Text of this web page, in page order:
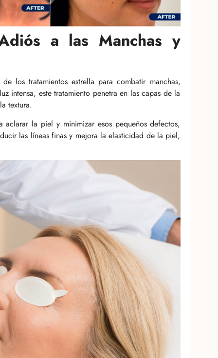
a las Manchas y
los tratamientos estrella para combatir manchas,
intensa, este tratamiento penetra en las capas de la
textura.
la piel y minimizar esos pequeños defectos,
las líneas finas y mejora la elasticidad de la piel,